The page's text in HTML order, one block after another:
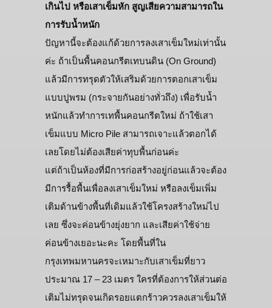
เกินไป หรือเสาเข็มหัก สูญเสียความสามารถใน
การรับน้ำหนัก
ปัญหานี้จะต้องแก้ด้วยการลงเสาเข็มใหม่เท่านั้น
ค่ะ ถ้าเป็นพื้นคอนกรีตเทบนดิน (On Ground)
แล้วมีการทรุดตัวให้เสริมด้วยการตอกเสาเข็ม
แบบปูพรม (กระจายกันอย่างทั่วถึง) เพื่อรับน้ำ
หนักแล้วทำการเทพื้นคอนกรีตใหม่ ถ้าใช้เสา
เข็มแบบ Micro Pile สามารถเจาะแล้วตอกได้
เลยโดยไม่ต้องเสียค่าทุบพื้นก่อนค่ะ
แต่ถ้าเป็นห้องที่มีการก่อสร้างอยู่ก่อนแล้วจะต้อง
มีการรื้อพื้นเพื่อลงเสาเข็มใหม่ หรือลงเข็มเพิ่ม
เติมด้านข้างพื้นที่เดิมแล้วใช้โครงสร้างใหม่ไป
เลย ซึ่งจะค่อนข้างยุ่งยาก และเสียค่าใช้จ่าย
ค่อนข้างเยอะนะคะ โดยพื้นที่ใน
กรุงเทพมหานครจะเหมาะกับเสาเข็มที่ยาว
ประมาณ 17 – 23 เมตร ใครที่ต้องการให้ส่วนต่อ
เติมไม่ทรุดจนเกิดรอยแตกร้าวควรลงเสาเข็มให้